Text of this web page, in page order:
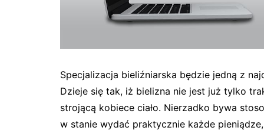
Specjalizacja bieliźniarska będzie jedną z
Dzieje się tak, iż bielizna nie jest już tylko
strojącą kobiece ciało. Nierzadko bywa
w stanie wydać praktycznie każde